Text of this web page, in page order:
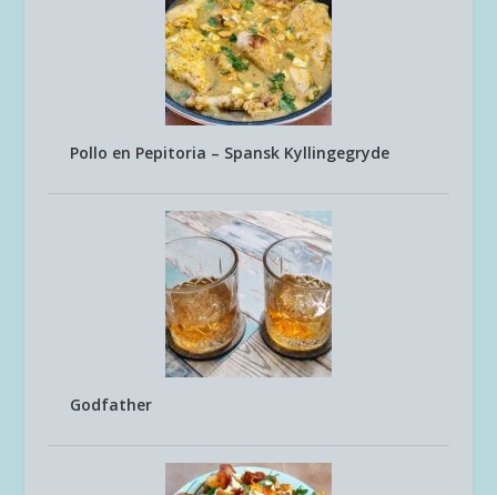
Pollo en Pepitoria – Spansk Kyllingegryde
Godfather